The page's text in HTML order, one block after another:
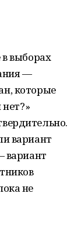
выборах
—
которые
вариант
вариант
не